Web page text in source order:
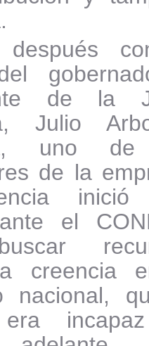
después
de la
Julio
uno
de la
inició
el
creencia
nacional,
era